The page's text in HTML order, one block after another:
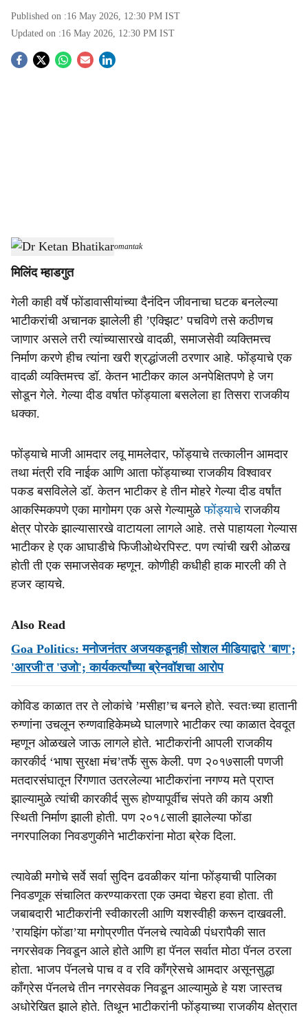
Published on :16 May 2026, 12:30 PM IST
Updated on :16 May 2026, 12:30 PM IST
S
r
e
Dr Ketan Bhatikar - Dainiak Gomantak
मिलिंद म्हाडगुत
गेली काही वर्षे फोंडावासीयांच्या दैनंदिन जीवनाचा घटक बनलेल्या
भाटीकरांची अचानक झालेली ही ’एक्झिट’ पचविणे तसे कठीणच
जाणार असले तरी त्यांच्यासारखे वादळी, समाजसेवी व्यक्तिमत्त्व
निर्माण करणे हीच त्यांना खरी श्रद्धांजली ठरणार आहे. फोंड्याचे एक
वादळी व्यक्तिमत्त्व डॉ. केतन भाटीकर काल अनपेक्षितपणे हे जग
सोडून गेले. गेल्या दीड वर्षात फोंड्याला बसलेला हा तिसरा राजकीय
धक्का.
फोंड्याचे माजी आमदार लवू मामलेदार, फोंड्याचे तत्कालीन आमदार
तथा मंत्री रवि नाईक आणि आता फोंड्याच्या राजकीय विश्वावर
पकड बसविलेले डॉ. केतन भाटीकर हे तीन मोहरे गेल्या दीड वर्षांत
आकस्मिकपणे एका मागोमग एक असे गेल्यामुळेफोंड्याचेराजकीय
क्षेत्र पोरके झाल्यासारखे वाटायला लागले आहे. तसे पाहायला गेल्यास
भाटीकर हे एक आघाडीचे फिजीओथेरपिस्ट. पण त्यांची खरी ओळख
होती ती एक समाजसेवक म्हणून. कोणीही कधीही हाक मारली की ते
हजर व्हायचे.
Also Read
Goa Politics: मनोजनंतर अजयकडूनही सोशल मीडियाद्वारे 'बाण';
'आरजी'त 'उजो'; कार्यकर्त्यांच्‍या ब्रेनवॉशचा आरोप
कोविड काळात तर ते लोकांचे ’मसीहा’च बनले होते. स्वतःच्या हातानी
रुग्णांना उचलून रुग्णवाहिकेमध्ये घालणारे भाटीकर त्या काळात देवदूत
म्हणून ओळखले जाऊ लागले होते. भाटीकरांनी आपली राजकीय
कारकीर्द ‘भाषा सुरक्षा मंच’तर्फे सुरू केली. पण २०१७साली पणजी
मतदारसंघातून रिंगणात उतरलेल्या भाटीकरांना नगण्य मते प्राप्त
झाल्यामुळे त्यांची कारकीर्द सुरू होण्यापूर्वीच संपते की काय अशी
स्थिती निर्माण झाली होती. पण २०१८साली झालेल्या फोंडा
नगरपालिका निवडणुकीने भाटीकरांना मोठा ब्रेक दिला.
त्यावेळी मगोचे सर्वे सर्वा सुदिन ढवळीकर यांना फोंड्याची पालिका
निवडणूक संचालित करण्याकरता एक उमदा चेहरा हवा होता. ती
जबाबदारी भाटीकरांनी स्वीकारली आणि यशस्वीही करून दाखवली.
’रायझिंग फोंडा’या मगोप्रणीत पॅनलचे त्यावेळी पंधरापैकी सात
नगरसेवक निवडून आले होते आणि हा पॅनल सर्वात मोठा पॅनल ठरला
होता. भाजप पॅनलचे पाच व व रवि कॉंग्रेसचे आमदार असूनसुद्धा
कॉंग्रेस पॅनलचे तीन नगरसेवक निवडून आल्यामुळे हे यश जास्तच
अधोरेखित झाले होते. तिथून भाटीकरांनी फोंड्याच्या राजकीय क्षेत्रात